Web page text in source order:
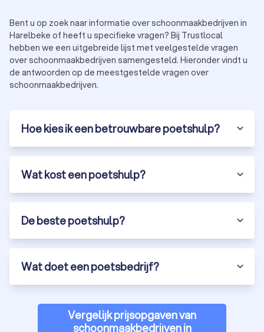
Bent u op zoek naar informatie over schoonmaakbedrijven in
Harelbeke of heeft u specifieke vragen? Bij Trustlocal
hebben we een uitgebreide lijst met veelgestelde vragen
over schoonmaakbedrijven samengesteld. Hieronder vindt u
de antwoorden op de meestgestelde vragen over
schoonmaakbedrijven.
Hoe kies ik een betrouwbare poetshulp?
Wat kost een poetshulp?
De beste poetshulp?
Wat doet een poetsbedrijf?
Vergelijk prijsopgaven van
schoonmaakbedrijven in